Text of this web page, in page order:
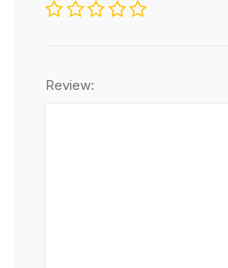
Review: